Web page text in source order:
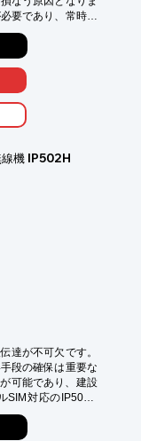
要であり、常時監
価な計測機器の導
の変位計測システ
ストで常時自動計
常時には即時発報
線機 IP502H
達が不可欠です。
段の確保は重要な
可能であり、建設
SIM対応のIP502H
定性を高めます。
替えで通信を確保